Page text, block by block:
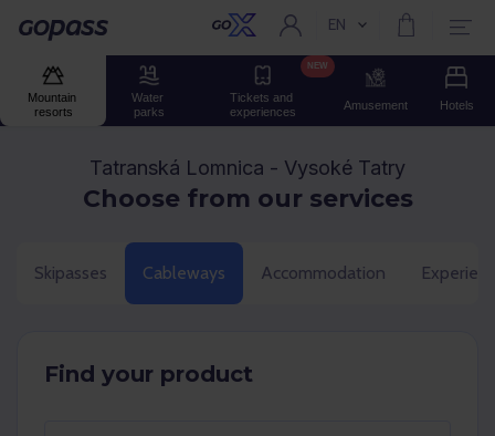
Gopass Current language:
EN
Mountain
resorts
Water
parks
Tickets and
experiences
NEW
Amusement Hotels
Tatranská Lomnica - Vysoké Tatry
Choose from our services
Skipasses Cableways Accommodation
Find your product